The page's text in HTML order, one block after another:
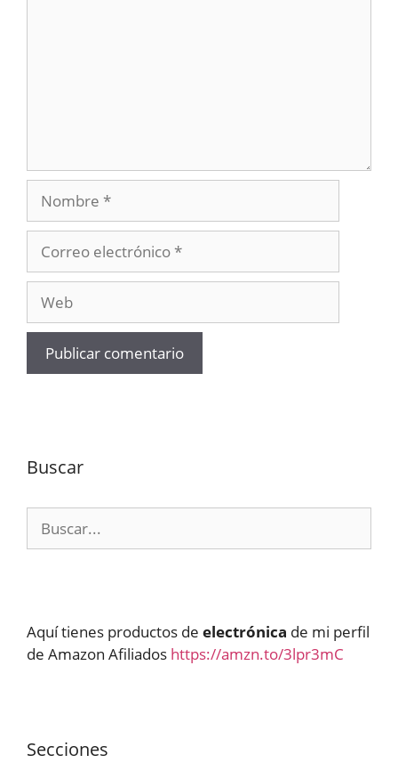
electrónico
Buscar
Aquí tienes productos de electrónica de mi perfil
de Amazon Afiliados https://amzn.to/3lpr3mC
Secciones